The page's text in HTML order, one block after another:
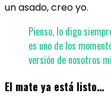
un asado, creo yo.
Pienso, lo digo
es uno de los
versión de nosotros
El mate ya está listo…